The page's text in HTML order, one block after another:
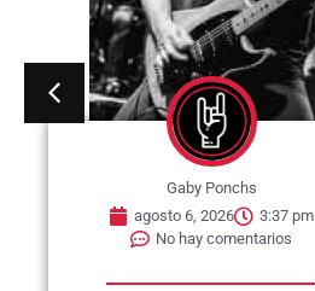
Gaby Ponchs
agosto 6, 2026
3:37 pm
No hay comentarios